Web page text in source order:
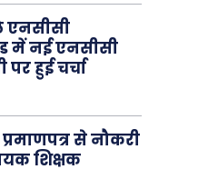
एनसीसी
में नई एनसीसी
हुई चर्चा
से नौकरी
शिक्षक